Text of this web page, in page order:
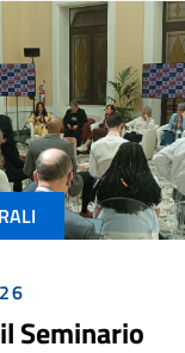
Seminario